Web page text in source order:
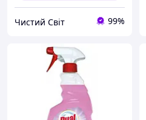
Чистий Світ 99%